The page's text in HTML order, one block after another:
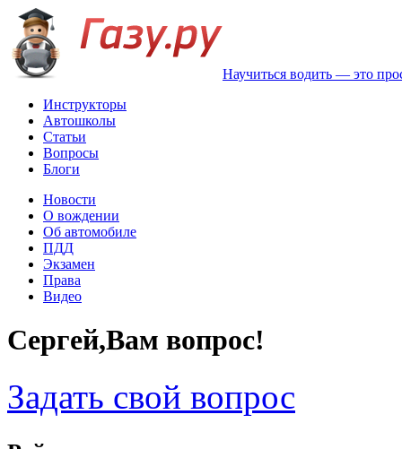
Научиться водить — это
Инструкторы
Автошколы
Статьи
Вопросы
Блоги
Новости
О вождении
Об автомобиле
ПДД
Экзамен
Права
Видео
Сергей,Вам вопрос!
Задать свой вопрос